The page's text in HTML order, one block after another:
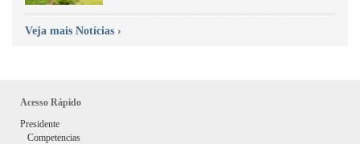
Veja mais Notícias ›
Acesso Rápido
Presidente
Competencias